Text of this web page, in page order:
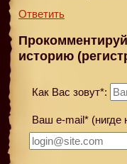
Ответить
историю
Как Вас зовут*:
Ваш e-mail* (нигде